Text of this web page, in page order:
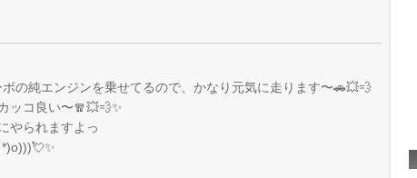
の純エンジンを乗せてるので、かなり元気に走ります〜🚗💥💨
ッコ良い〜🧣💥💨✨
やられますよっ